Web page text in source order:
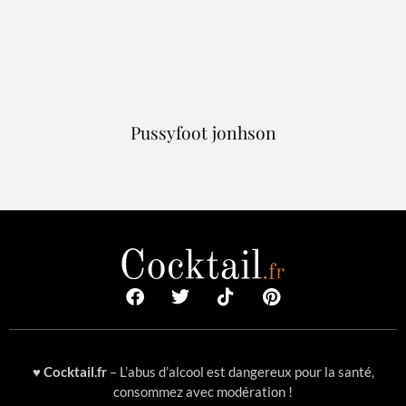
Pussyfoot jonhson
♥ Cocktail.fr– L’abus d’alcool est dangereux pour la santé,
consommez avec modération !